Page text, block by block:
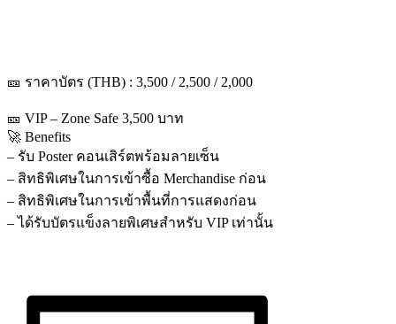
🎫 ราคาบัตร (THB) : 3,500 / 2,500 / 2,000
🎫 VIP – Zone Safe 3,500 บาท
🚀 Benefits
– รับ Poster คอนเสิร์ตพร้อมลายเซ็น
– สิทธิพิเศษในการเข้าซื้อ Merchandise ก่อน
– สิทธิพิเศษในการเข้าพื้นที่การแสดงก่อน
– ได้รับบัตรแข็งลายพิเศษสำหรับ VIP เท่านั้น